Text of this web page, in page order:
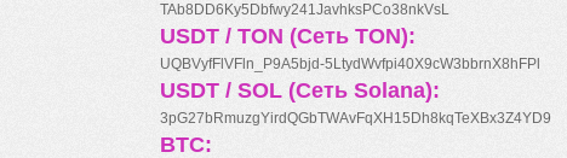
TAb8DD6Ky5Dbfwy241JavhksPCo38nkVsL
USDT / TON (Сеть TON):
UQBVyfFlVFln_P9A5bjd-5LtydWvfpi40X9cW3bbrnX8hFPl
USDT / SOL (Сеть Solana):
3pG27bRmuzgYirdQGbTWAvFqXH15Dh8kqTeXBx3Z4YD9
BTC: